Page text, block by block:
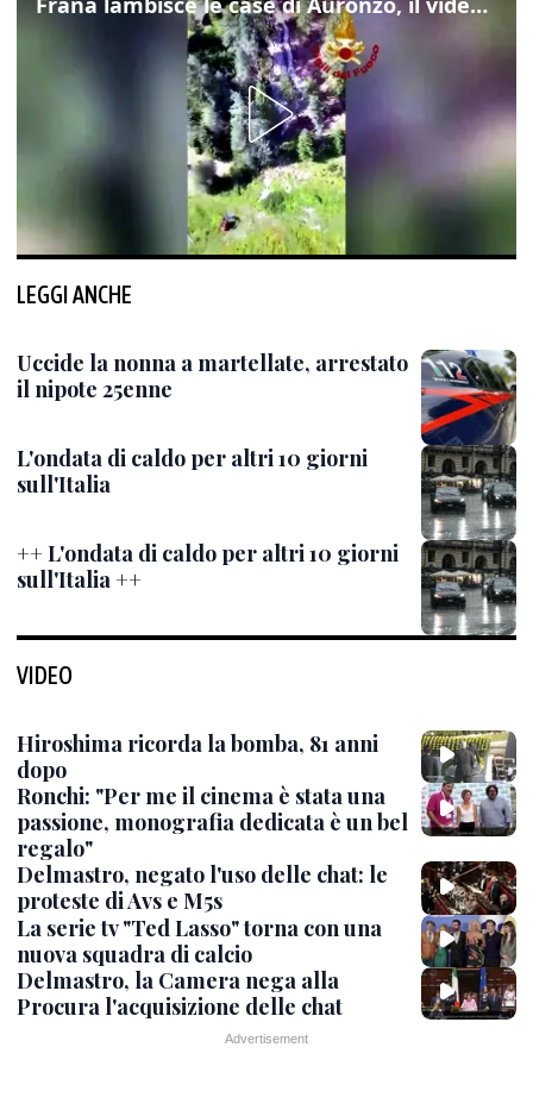
LEGGI ANCHE
Uccide la nonna a martellate, arrestato
il nipote 25enne
L'ondata di caldo per altri 10 giorni
sull'Italia
++ L'ondata di caldo per altri 10 giorni
sull'Italia ++
VIDEO
Hiroshima ricorda la bomba, 81 anni
dopo
Ronchi: "Per me il cinema è stata una
passione, monografia dedicata è un bel
regalo"
Delmastro, negato l'uso delle chat: le
proteste di Avs e M5s
La serie tv "Ted Lasso" torna con una
nuova squadra di calcio
Delmastro, la Camera nega alla
Procura l'acquisizione delle chat